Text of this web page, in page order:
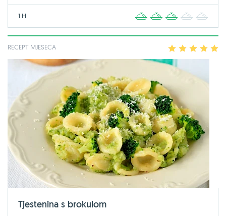
1 H 2 3 4
RECEPT MJESECA 2 3 4
Tjestenina s brokulom